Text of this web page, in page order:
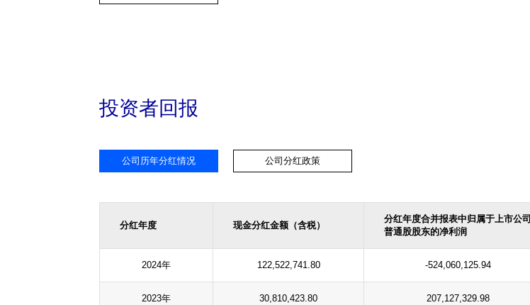
投资者回报
公司历年分红情况 公司分红政策
分红年度 现金分红金额（含税）
分红年度合并报表中归属于上市公司
普通股股东的净利润
2024年 122,522,741.80 -524,060,125.94
2023年 30,810,423.80 207,127,329.98